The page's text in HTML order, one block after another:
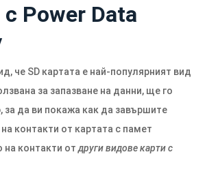
Power Data
че SD картата е най-популярният вид
за запазване на данни, ще го
за да ви покажа как да завършите
контакти от картата с памет
на контакти от други видове карти с